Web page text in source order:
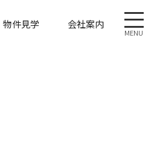
MENU
物件見学 会社案内